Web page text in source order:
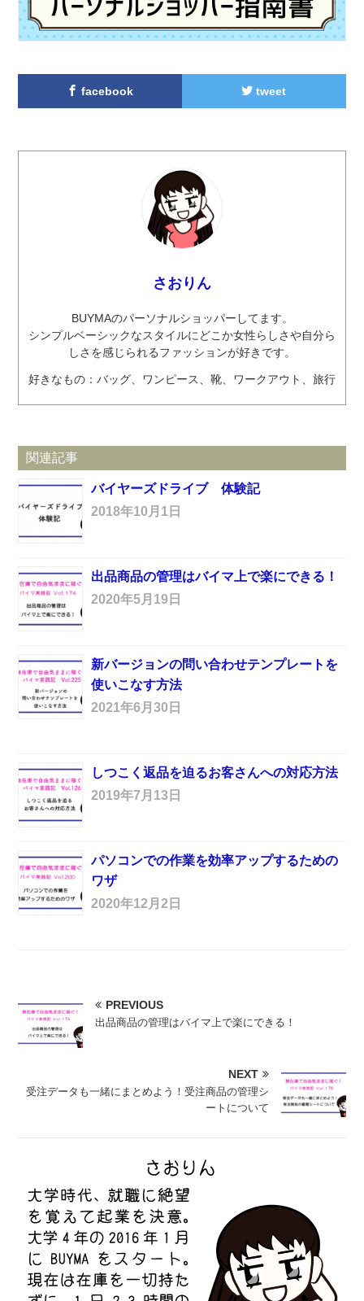
facebook tweet
さおりん
BUYMAのパーソナルショッパーしてます。
シンプルベーシックなスタイルにどこか女性らしさや自分ら
しさを感じられるファッションが好きです。
好きなもの：バッグ、ワンピース、靴、ワークアウト、旅行
関連記事
バイヤーズドライブ 体験記
2018年10月1日
出品商品の管理はバイマ上で楽にできる！
2020年5月19日
新バージョンの問い合わせテンプレートを
使いこなす方法
2021年6月30日
しつこく返品を迫るお客さんへの対応方法
2019年7月13日
パソコンでの作業を効率アップするための
ワザ
2020年12月2日
PREVIOUS
出品商品の管理はバイマ上で楽にできる！
NEXT
受注データも一緒にまとめよう！受注商品の管理シ
ートについて